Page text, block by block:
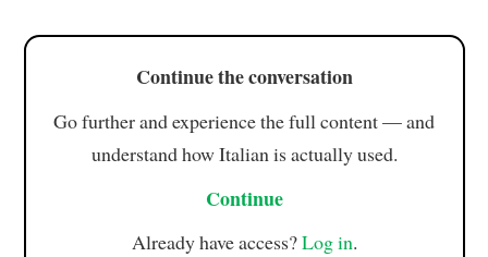
Continue the conversation
Go further and experience the full content — and
understand how Italian is actually used.
Continue
Already have access?Log in.